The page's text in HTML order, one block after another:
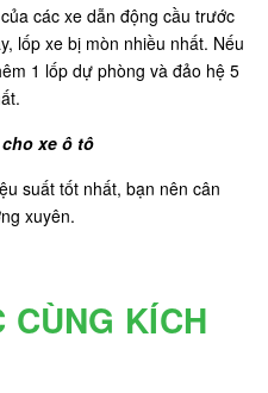
các xe dẫn động cầu trước
lốp xe bị mòn nhiều nhất. Nếu
1 lốp dự phòng và đảo hệ 5
cho xe ô tô
suất tốt nhất, bạn nên cân
xuyên.
CÙNG KÍCH